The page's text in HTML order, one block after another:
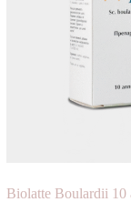
Biolatte Boulardii 10